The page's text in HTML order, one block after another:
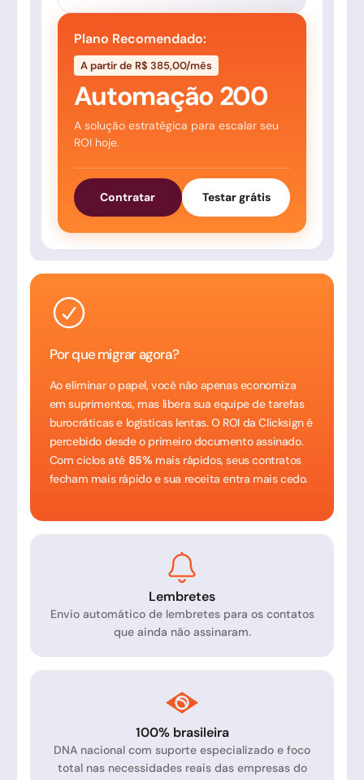
Plano Recomendado:
A partir de R$ 385,00/mês
Automação 200
A solução estratégica para escalar seu
ROI hoje.
Contratar Testar grátis
Por que migrar agora?
Ao eliminar o papel, você não apenas economiza
em suprimentos, mas libera sua equipe de tarefas
burocráticas e logísticas lentas. O ROI da Clicksign é
percebido desde o primeiro documento assinado.
Com ciclos até 85% mais rápidos, seus contratos
fecham mais rápido e sua receita entra mais cedo.
Lembretes
Envio automático de lembretes para os contatos
que ainda não assinaram.
100% brasileira
DNA nacional com suporte especializado e foco
total nas necessidades reais das empresas do